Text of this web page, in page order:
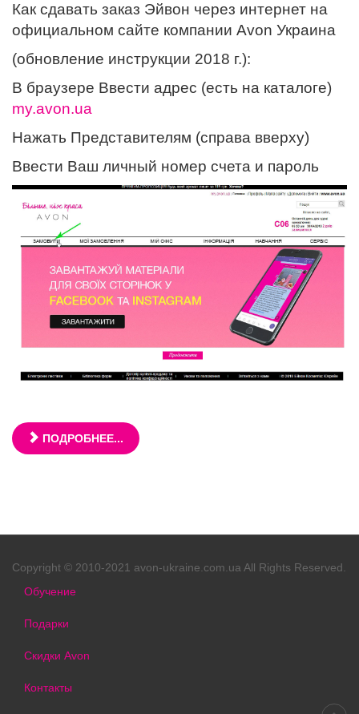
Как сдавать заказ Эйвон через интернет на
официальном сайте компании Avon Украина
(обновление инструкции 2018 г.):
В браузере Ввести адрес (есть на каталоге)
my.avon.ua
Нажать Представителям (справа вверху)
Ввести Ваш личный номер счета и пароль
ПОДРОБНЕЕ...
Copyright © 2010-2021 avon-ukraine.com.ua All Rights Reserved.
Обучение
Подарки
Скидки Avon
Контакты